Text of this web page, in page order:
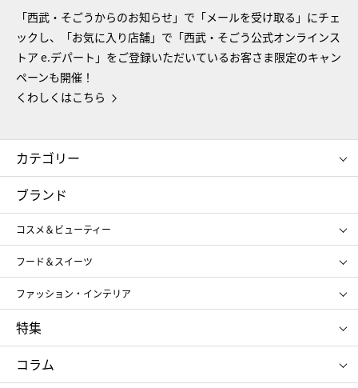
「西武・そごうからのお知らせ」で「メールを受け取る」にチェ
ックし、「お気に入り店舗」で「西武・そごう公式オンラインス
トア e.デパート」をご登録いただいているお客さま限定のキャン
ペーンも開催！
くわしくはこちら
カテゴリー
コスメ＆ビューティー
ギフト
レディース
メンズ
スポーツ・アウトドア
お中元
お歳暮
ブランド
コスメ＆ビューティー
SHISEIDO
ポール&ジョー ボーテ
ジルスチュアート
NARS
RMK
クリニーク
SK-Ⅱ
フード＆スイーツ
アンリ・シャルパンティエ
ゴディバ
新宿高野
たねや
ねんりん家
ファッション・インテリア
ポロ ラルフ ローレン
タケオ キクチ
ママ＆キッズ
シュタイフ
特集
お中元
ひな人形
五月人形
コラム